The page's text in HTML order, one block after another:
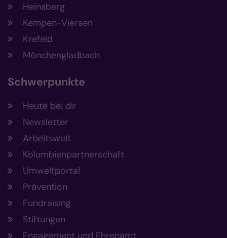
Heinsberg
Kempen-Viersen
Krefeld
Mönchengladbach
Schwerpunkte
Heute bei dir
Newsletter
Arbeitswelt
Kolumbienpartnerschaft
Umweltportal
Prävention
Fundraising
Stiftungen
Engagement und Ehrenamt